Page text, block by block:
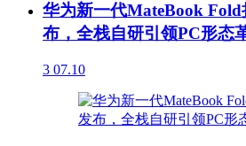
华为新一代MateBook
布，全栈自研引领PC形态
3 07.10